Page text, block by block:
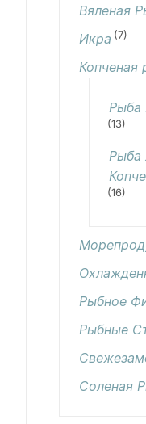
Вяленая
Икра (7)
Копченая
Рыба
(13)
Рыба
(16)
Рыбное
Рыбные
Соленая